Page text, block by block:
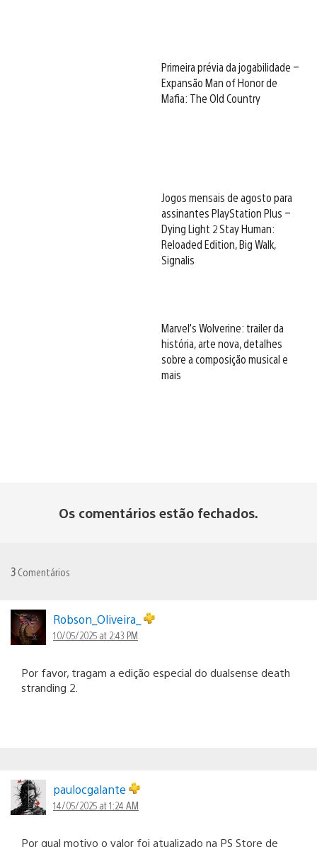
Primeira prévia da jogabilidade –
Expansão Man of Honor de
Mafia: The Old Country
Jogos mensais de agosto para
assinantes PlayStation Plus –
Dying Light 2 Stay Human:
Reloaded Edition, Big Walk,
Signalis
Marvel’s Wolverine: trailer da
história, arte nova, detalhes
sobre a composição musical e
mais
Os comentários estão fechados.
3 Comentários
Robson_Oliveira_
10/05/2025 at 2:43 PM
Por favor, tragam a edição especial do dualsense death
stranding 2.
paulocgalante
14/05/2025 at 1:24 AM
Por qual motivo o valor foi atualizado na PS Store de